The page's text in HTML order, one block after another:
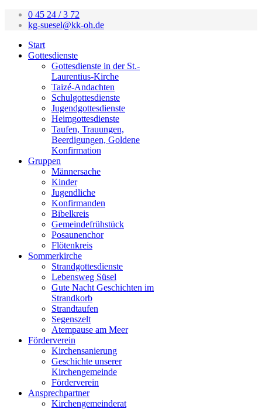
0 45 24 / 3 72
kg-suesel@kk-oh.de
Start
Gottesdienste
Gottesdienste in der St.-
Laurentius-Kirche
Taizé-Andachten
Schulgottesdienste
Jugendgottesdienste
Heimgottesdienste
Taufen, Trauungen,
Beerdigungen, Goldene
Konfirmation
Gruppen
Männersache
Kinder
Jugendliche
Konfirmanden
Bibelkreis
Gemeindefrühstück
Posaunenchor
Flötenkreis
Sommerkirche
Strandgottesdienste
Lebensweg Süsel
Gute Nacht Geschichten im
Strandkorb
Strandtaufen
Segenszelt
Atempause am Meer
Förderverein
Kirchensanierung
Geschichte unserer
Kirchengemeinde
Förderverein
Ansprechpartner
Kirchengemeinderat